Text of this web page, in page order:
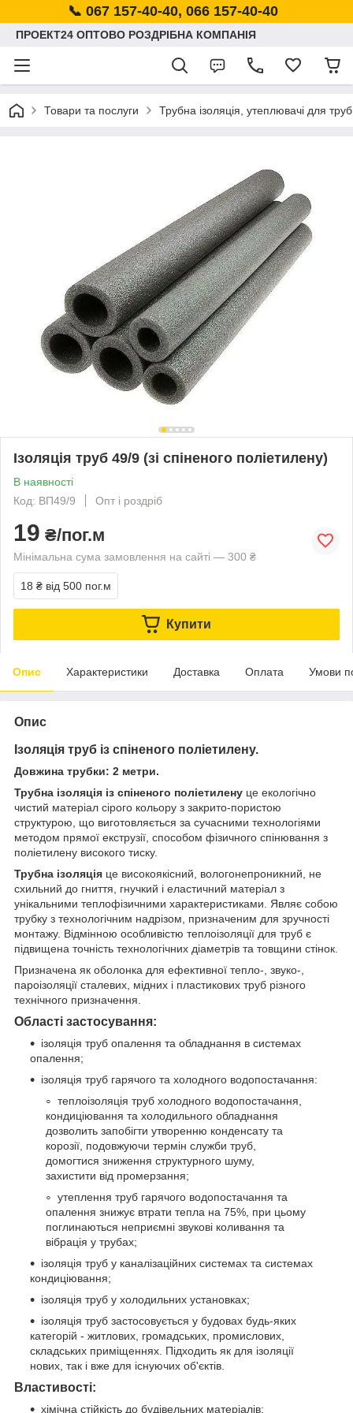
📞 067 157-40-40, 066 157-40-40
ПРОЕКТ24 ОПТОВО РОЗДРІБНА КОМПАНІЯ
Товари та послуги Трубна ізоляція, утеплювачі для труб
Ізоляція труб 49/9 (зі спіненого поліетилену)
В наявності
Код: ВП49/9
Опт і роздріб
19 ₴/пог.м
Мінімальна сума замовлення на сайті — 300 ₴
18 ₴ від 500 пог.м
Купити
Опис Характеристики Доставка Оплата Умови
Опис
Ізоляція труб із спіненого поліетилену.
Довжина трубки: 2 метри.
Трубна ізоляція із спіненого поліетилену це екологічно
чистий матеріал сірого кольору з закрито-пористою
структурою, що виготовляється за сучасними технологіями
методом прямої екструзії, способом фізичного спінювання з
поліетилену високого тиску.
Трубна ізоляція це високоякісний, вологонепроникний, не
схильний до гниття, гнучкий і еластичний матеріал з
унікальними теплофізичними характеристиками. Являє собою
трубку з технологічним надрізом, призначеним для зручності
монтажу. Відмінною особливістю теплоізоляції для труб є
підвищена точність технологічних діаметрів та товщини стінок.
Призначена як оболонка для ефективної тепло-, звуко-,
пароізоляції сталевих, мідних і пластикових труб різного
технічного призначення.
Області застосування:
ізоляція труб опалення та обладнання в системах
опалення;
ізоляція труб гарячого та холодного водопостачання:
теплоізоляція труб холодного водопостачання,
кондиціювання та холодильного обладнання
дозволить запобігти утворенню конденсату та
корозії, подовжуючи термін служби труб,
домогтися зниження структурного шуму,
захистити від промерзання;
утеплення труб гарячого водопостачання та
опалення знижує втрати тепла на 75%, при цьому
поглинаються неприємні звукові коливання та
вібрація у трубах;
ізоляція труб у каналізаційних системах та системах
кондиціювання;
ізоляція труб у холодильних установках;
ізоляція труб застосовується у будовах будь-яких
категорій - житлових, громадських, промислових,
складських приміщеннях. Підходить як для ізоляції
нових, так і вже для існуючих об'єктів.
Властивості:
хімічна стійкість до будівельних матеріалів;